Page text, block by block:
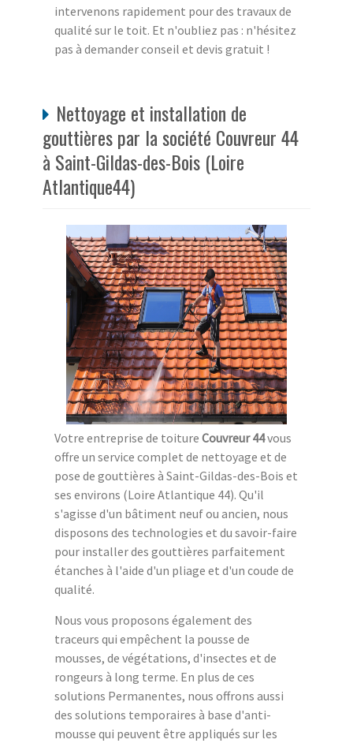
intervenons rapidement pour des travaux de
qualité sur le toit. Et n'oubliez pas : n'hésitez
pas à demander conseil et devis gratuit !
Nettoyage et installation de
gouttières par la société Couvreur 44
à Saint-Gildas-des-Bois (Loire
Atlantique44)
Votre entreprise de toiture Couvreur 44vous
offre un service complet de nettoyage et de
pose de gouttières à Saint-Gildas-des-Bois et
ses environs (Loire Atlantique 44). Qu'il
s'agisse d'un bâtiment neuf ou ancien, nous
disposons des technologies et du savoir-faire
pour installer des gouttières parfaitement
étanches à l'aide d'un pliage et d'un coude de
qualité.
Nous vous proposons également des
traceurs qui empêchent la pousse de
mousses, de végétations, d'insectes et de
rongeurs à long terme. En plus de ces
solutions Permanentes, nous offrons aussi
des solutions temporaires à base d'anti-
mousse qui peuvent être appliqués sur les